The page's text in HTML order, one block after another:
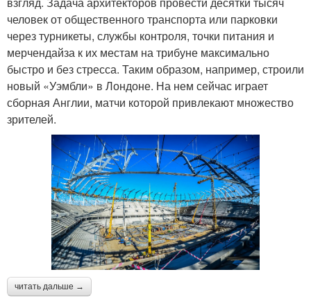
человек от общественного транспорта или парковки
через турникеты, службы контроля, точки питания и
мерчендайза к их местам на трибуне максимально
быстро и без стресса. Таким образом, например, строили
новый «Уэмбли» в Лондоне. На нем сейчас играет
сборная Англии, матчи которой привлекают множество
зрителей.
читать дальше →